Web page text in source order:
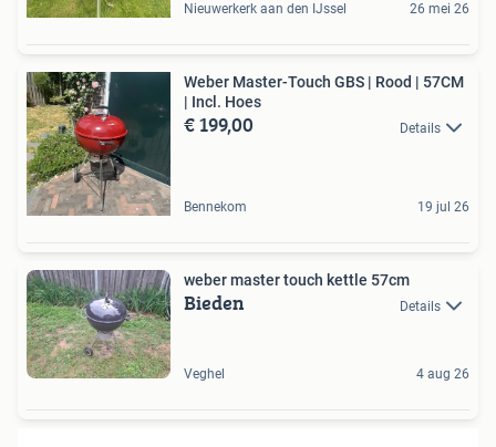
Nieuwerkerk aan den IJssel 26 mei 26
Weber Master-Touch GBS | Rood | 57CM
| Incl. Hoes
€ 199,00 Details
Bennekom 19 jul 26
weber master touch kettle 57cm
Bieden Details
Veghel 4 aug 26